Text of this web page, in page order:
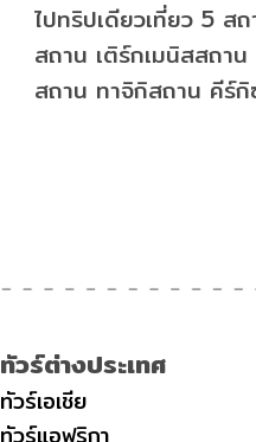
ไปทริปเดียวเที่ยว 5 ส
สถาน เติร์กเมนิสสถาน
สถาน ทาจิกิสถาน คีร์
ทัวร์ต่างประเทศ
ทัวร์เอเชีย